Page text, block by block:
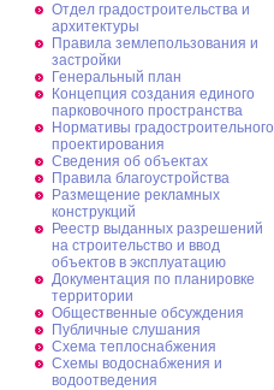
Отдел градостроительства и
архитектуры
Правила землепользования и
застройки
Генеральный план
Концепция создания единого
парковочного пространства
Нормативы градостроительного
проектирования
Сведения об объектах
Правила благоустройства
Размещение рекламных
конструкций
Реестр выданных разрешений
на строительство и ввод
объектов в эксплуатацию
Документация по планировке
территории
Общественные обсуждения
Публичные слушания
Схема теплоснабжения
Схемы водоснабжения и
водоотведения